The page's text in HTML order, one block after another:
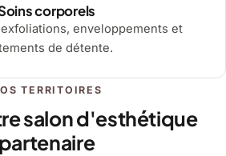
corporels
enveloppements et
de détente.
TERRITOIRES
salon d'esthétique
partenaire